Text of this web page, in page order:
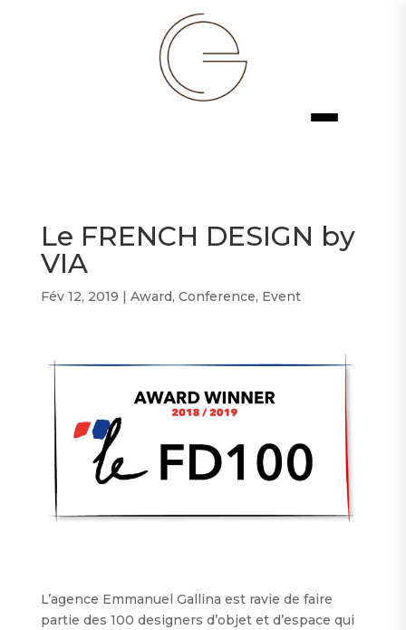
Le FRENCH DESIGN by
VIA
Fév 12, 2019 | Award, Conference, Event
L’agence Emmanuel Gallina est ravie de faire
partie des 100 designers d’objet et d’espace qui